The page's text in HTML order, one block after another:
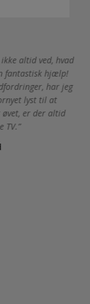
altid ved, hvad
fantastisk hjælp!
har jeg
lyst til at
er der altid
TV.